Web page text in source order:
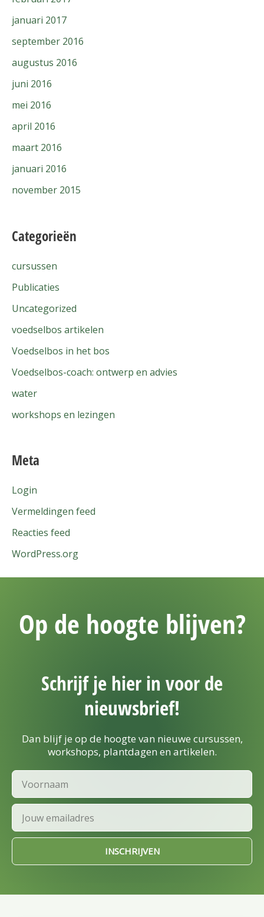
januari 2017
september 2016
augustus 2016
juni 2016
mei 2016
april 2016
maart 2016
januari 2016
november 2015
Categorieën
cursussen
Publicaties
Uncategorized
voedselbos artikelen
Voedselbos in het bos
Voedselbos-coach: ontwerp en advies
water
workshops en lezingen
Meta
Login
Vermeldingen feed
Reacties feed
WordPress.org
Op de hoogte blijven?
Schrijf je hier in voor de
nieuwsbrief!
Dan blijf je op de hoogte van nieuwe cursussen,
workshops, plantdagen en artikelen.
Voornaam
Email
INSCHRIJVEN